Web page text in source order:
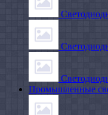
Промышленные